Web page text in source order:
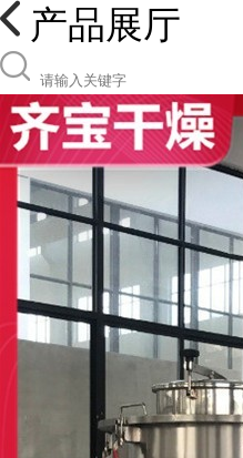
产品展厅